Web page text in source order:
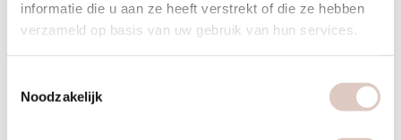
informatie die u aan ze heeft verstrekt of die ze hebben
verzameld op basis van uw gebruik van hun services.
Noodzakelijk
empowerend en vol goeie vibes. Vaak voegt ze daar veel
aanmoediging, met momenten voor zelfliefde en meditatie
aan toe. Ze houdt van de natuur, haar familie, honden &
vrienden. Ook binnen de bbb community zorgt ze voor een
warme en opliftende energie. Liefst met wat Latin muziek, en